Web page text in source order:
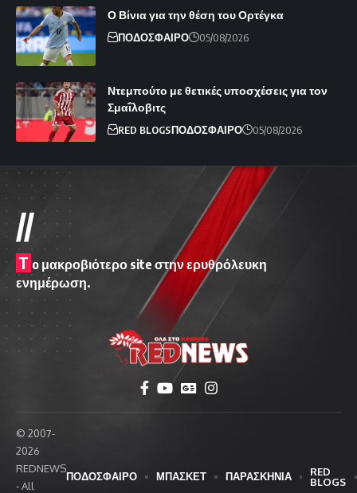
Ο Βίνια για την θέση του Ορτέγκα
ΠΟΔΟΣΦΑΙΡΟ 05/08/2026
Ντεμπούτο με θετικές υποσχέσεις για τον
Σμαΐλοβιτς
RED BLOGSΠΟΔΟΣΦΑΙΡΟ 05/08/2026
//
T o μακροβιότερο site στην ερυθρόλευκη
ενημέρωση.
© 2007-
2026
REDNEWS
- All
ΠΟΔΟΣΦΑΙΡΟ ΜΠΑΣΚΕΤ ΠΑΡΑΣΚΗΝΙΑ
RED
BLOGS